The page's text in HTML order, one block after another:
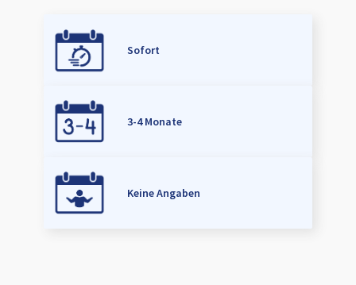
Sofort
3-4 Monate
Keine Angaben